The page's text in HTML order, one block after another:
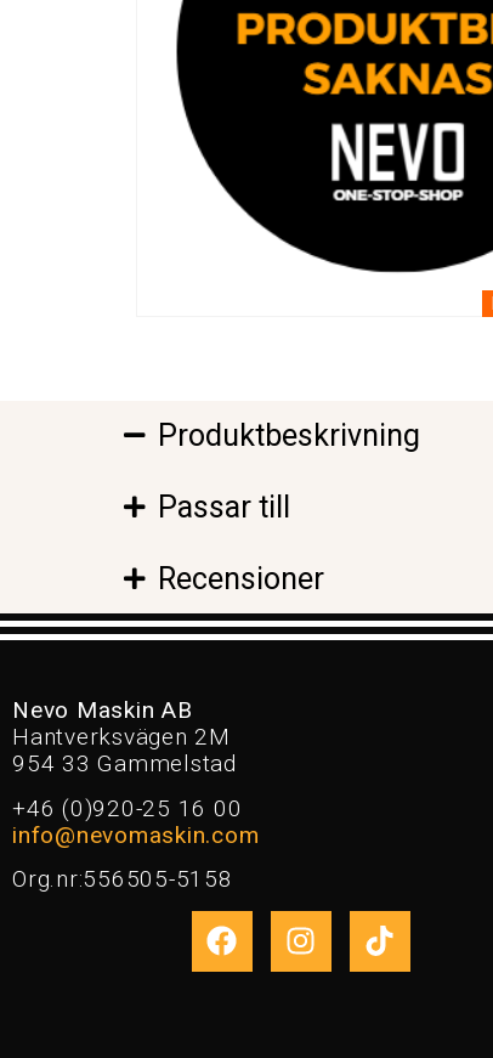
Produktbeskrivning
Passar till
Recensioner
Nevo Maskin AB
Hantverksvägen 2M
954 33 Gammelstad
+46 (0)920-25 16 00
info@nevomaskin.com
Org.nr:556505-5158